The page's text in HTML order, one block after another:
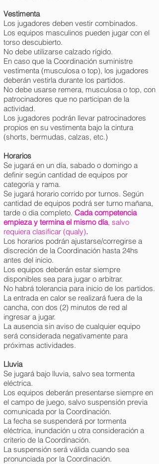
Vestimenta
Los jugadores deben vestir combinados.
Los equipos masculinos pueden jugar con el
torso descubierto.
No debe utilizarse calzado rígido.
En caso que la Coordinación suministre
vestimenta (musculosa o top), los jugadores
deberán vestirla durante los partidos.
No debe usarse remera, musculosa o top, con
patrocinadores que no participan de la
actividad.
Los jugadores podrán llevar patrocinadores
propios en su vestimenta bajo la cintura
(shorts, bermudas, calzas, etc.)
Horarios
Se jugará en un día, sabado o domingo a
definir según cantidad de equipos por
categoría y rama.
Se jugará horario corrido por turnos. Según
cantidad de equipos podrá ser turno mañana,
tarde o dia completo. Cada competencia
empieza y termina el mismo día, salvo
requiera clasificar (qualy).
Los horarios podrán ajustarse/corregirse a
discreción de la Coordinación hasta 24hs
antes del inicio.
Los equipos deberán estar siempre
disponibles sea para jugar o arbitrar.
No habrá tolerancia para inicio de los partidos.
La entrada en calor se realizará fuera de la
cancha, con dos (2) minutos de red al
ingresar a jugar.
La ausencia sin aviso de cualquier equipo
será considerada negativamente para
próximas actividades.
Lluvia
Se jugará bajo lluvia, salvo sea tormenta
eléctrica.
Los equipos deberán presentarse siempre en
el campo de juego, salvo suspensión previa
comunicada por la Coordinación.
La fecha se suspenderá por tormenta
eléctrica, inundación u otra consideración a
criterio de la Coordinación.
La suspensión será válida cuando sea
pronunciada por la Coordinación.